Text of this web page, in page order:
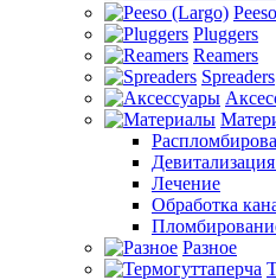
Pluggers
Reamers
Spreaders
Лечение
Обработка
Разное